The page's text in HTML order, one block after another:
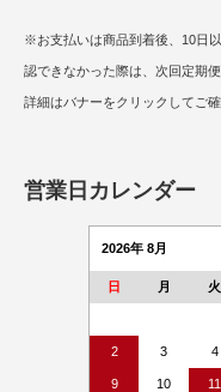
※お支払いは商品到着後、10日
認できなかった際は、次回定期
詳細はバナーをクリックしてご確
営業日カレンダー
2026年 8月
日 月 火
2 3 4
9 10 11